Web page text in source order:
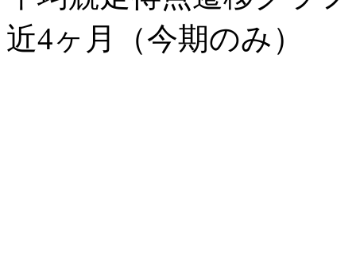
近4ヶ月（今期のみ）